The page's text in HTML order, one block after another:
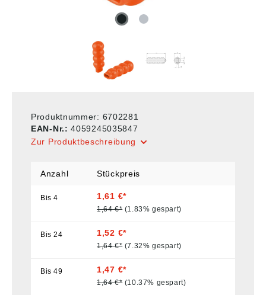
Produktnummer: 6702281
EAN-Nr.:4059245035847
Zur Produktbeschreibung
Anzahl Stückpreis
Bis4 1,61 €*
1,64 €* (1.83% gespart)
Bis24 1,52 €*
1,64 €* (7.32% gespart)
Bis49 1,47 €*
1,64 €* (10.37% gespart)